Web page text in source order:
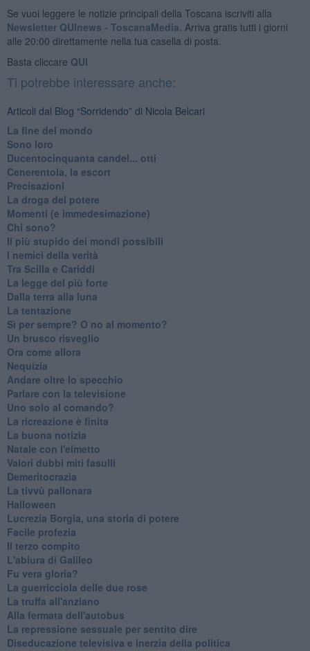
Se vuoi leggere le notizie principali della Toscana iscriviti alla
Newsletter QUInews - ToscanaMedia. Arriva gratis tutti i giorni
alle 20:00 direttamente nella tua casella di posta.
Basta cliccare QUI
Ti potrebbe interessare anche:
Articoli dal Blog “Sorridendo” di Nicola Belcari
La fine del mondo
Sono loro
Ducentocinquanta candel... otti
Cenerentola, la escort
Precisazioni
La droga del potere
Momenti (e immedesimazione)
Chi sono?
Il più stupido dei mondi possibili
I nemici della verità
Tra Scilla e Cariddi
La legge del più forte
Dalla terra alla luna
La tentazione
​Sì per sempre? O no al momento?
Un brusco risveglio
Ora come allora
Nequizia
Andare oltre lo specchio
Parlare con la televisione
Uno solo al comando?
La ricreazione è finita
La buona notizia
Natale con l'elmetto
Valori dubbi miti fasulli
Demeritocrazia
La tivvù pallonara
Halloween
​Lucrezia Borgia, una storia di potere
Facile profezia
Il terzo compito
L'abiura di Galileo
Fu vera gloria?
La guerricciola delle due rose
La truffa all'anziano
Alla fermata dell'autobus
La repressione sessuale per sentito dire
Diseducazione televisiva e inerzia della politica